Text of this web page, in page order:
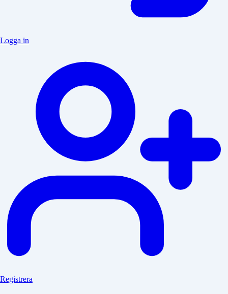
Logga in
Registrera